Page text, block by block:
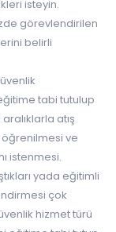
isteyin.
görevlendirilen
belirli
tabi tutulup
atış
ve
istenmesi.
yada eğitimli
çok
hizmet türü